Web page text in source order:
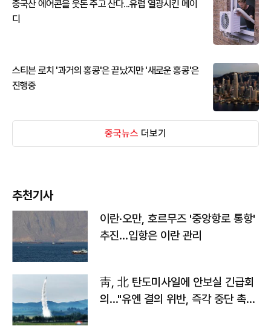
중국산 에어콘을 웃돈 주고 산다...유럽 열광시킨 메이
디
스티븐 로치 '과거의 홍콩'은 끝났지만 '새로운 홍콩'은
진행중
중국뉴스 더보기
추천기사
이란·오만, 호르무즈 '중앙항로 통항'
추진…입항은 이란 관리
靑, 北 탄도미사일에 안보실 긴급회
의…"유엔 결의 위반, 즉각 중단 촉